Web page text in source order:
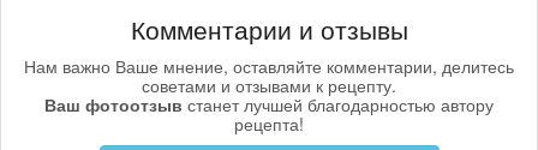
Комментарии и отзывы
Нам важно Ваше мнение, оставляйте комментарии, делитесь
советами и отзывами к рецепту.
Ваш фотоотзыв станет лучшей благодарностью автору
рецепта!